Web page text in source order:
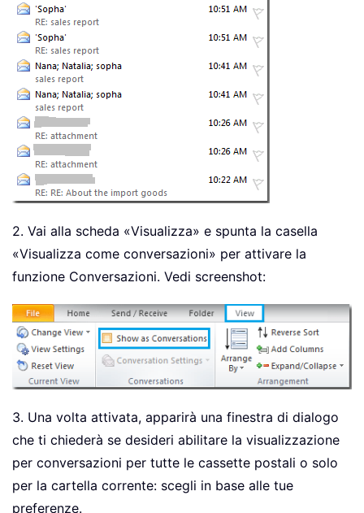
2. Vai alla scheda «Visualizza» e spunta la casella
«Visualizza come conversazioni» per attivare la
funzione Conversazioni. Vedi screenshot:
3. Una volta attivata, apparirà una finestra di dialogo
che ti chiederà se desideri abilitare la visualizzazione
per conversazioni per tutte le cassette postali o solo
per la cartella corrente: scegli in base alle tue
preferenze.